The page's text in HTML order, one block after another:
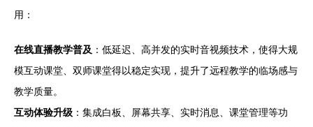
用：
在线直播教学普及 ：低延迟、高并发的实时音视频技术，使得大规
模互动课堂、双师课堂得以稳定实现，提升了远程教学的临场感与
教学质量。
互动体验升级 ：集成白板、屏幕共享、实时消息、课堂管理等功